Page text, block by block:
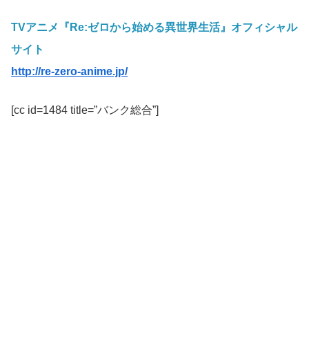
TVアニメ『Re:ゼロから始める異世界生活』オフィシャル
サイト
http://re-zero-anime.jp/
[cc id=1484 title=”バンク総合”]